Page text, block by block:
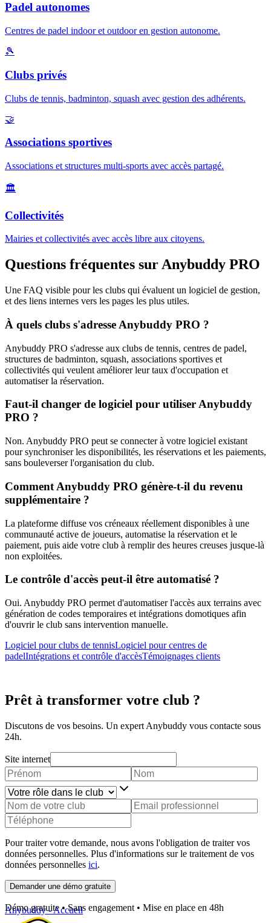
Padel autonomes
Centres de padel indoor et outdoor en gestion autonome.
🎾
Clubs privés
Clubs de tennis, badminton, squash avec gestion des adhérents.
🤝
Associations sportives
Associations et structures multi-sports avec accès partagé.
🏛️
Collectivités
Mairies et collectivités avec accès libre aux citoyens.
Questions fréquentes sur Anybuddy PRO
Une FAQ visible pour les clubs qui évaluent un logiciel de gestion,
et des liens internes vers les pages les plus utiles.
À quels clubs s'adresse Anybuddy PRO ?
Anybuddy PRO s'adresse aux clubs de tennis, centres de padel,
structures de badminton, squash, associations sportives et
collectivités qui veulent améliorer leur taux d'occupation et
automatiser la réservation.
Faut-il changer de logiciel pour utiliser Anybuddy
PRO ?
Non. Anybuddy PRO peut se connecter à votre logiciel existant
pour synchroniser les disponibilités, les réservations et les paiements,
sans bouleverser l'organisation du club.
Comment Anybuddy PRO génère-t-il du revenu
supplémentaire ?
La plateforme diffuse vos créneaux réellement disponibles à une
communauté active de joueurs, automatise la réservation et le
paiement, puis aide votre club à remplir des heures creuses jusque-là
non exploitées.
Le contrôle d'accès peut-il être automatisé ?
Oui. Anybuddy PRO permet d'automatiser l'accès aux terrains avec
génération de codes temporaires et intégrations domotiques afin
d'ouvrir le club sans intervention manuelle.
Logiciel pour clubs de tennisLogiciel pour centres de
padelIntégrations et contrôle d'accèsTémoignages clients
Prêt à transformer votre club ?
Discutons de vos besoins. Un expert Anybuddy vous contacte sous
24h.
Site internet
Pour traiter votre demande, nous avons l'obligation de traiter vos
données personnelles. Plus d'informations sur le traitement de vos
données personnelles ici.
Demander une démo gratuite
Démo gratuite • Sans engagement • Mise en place en 48h
Anybuddy - Accueil